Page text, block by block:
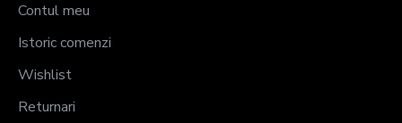
Contul meu
Istoric comenzi
Wishlist
Returnari